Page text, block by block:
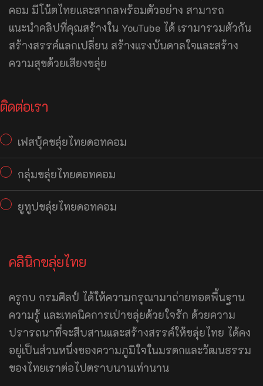
คอม มีโน้ตไทยและสากลพร้อมตัวอย่าง สามารถ
แนะนำคลิปที่คุณสร้างใน YouTube ได้ เรามารวมตัวกัน
สร้างสรรค์แลกเปลี่ยน สร้างแรงบันดาลใจและสร้าง
ความสุขด้วยเสียงขลุ่ย
ติดต่อเรา
เฟสบุ้คขลุ่ยไทยดอทคอม
กลุ่มขลุ่ยไทยดอทคอม
ยูทูปขลุ่ยไทยดอทคอม
คลินิกขลุ่ยไทย
ครูกบ กรมศิลป์ ได้ให้ความกรุณามาถ่ายทอดพื้นฐาน
ความรู้ และเทคนิคการเป่าขลุ่ยด้วยใจรัก ด้วยความ
ปรารถนาที่จะสืบสานและสร้างสรรค์ให้ขลุ่ยไทย ได้คง
อยู่เป็นส่วนหนึ่งของความภูมิใจในมรดกและวัฒนธรรม
ของไทยเราต่อไปตราบนานเท่านาน